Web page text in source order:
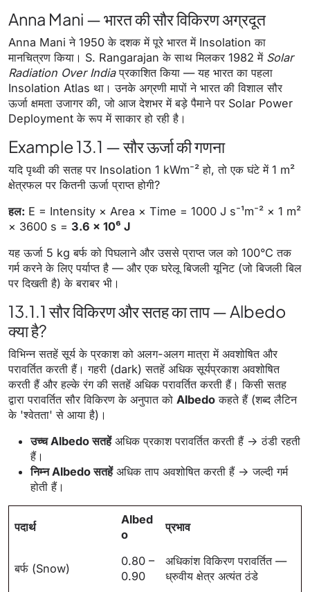
Anna Mani — भारत की सौर विकिरण अग्रदूत
Anna Mani ने 1950 के दशक में पूरे भारत में Insolation का
मानचित्रण किया। S. Rangarajan के साथ मिलकर 1982 में Solar
Radiation Over Indiaप्रकाशित किया — यह भारत का पहला
Insolation Atlas था। उनके अग्रणी मापों ने भारत की विशाल सौर
ऊर्जा क्षमता उजागर की, जो आज देशभर में बड़े पैमाने पर Solar Power
Deployment के रूप में साकार हो रही है।
Example 13.1 — सौर ऊर्जा की गणना
यदि पृथ्वी की सतह पर Insolation 1 kWm⁻² हो, तो एक घंटे में 1 m²
क्षेत्रफल पर कितनी ऊर्जा प्राप्त होगी?
हल: E = Intensity × Area × Time = 1000 J s⁻¹m⁻² × 1 m²
× 3600 s = 3.6 × 10⁶ J
यह ऊर्जा 5 kg बर्फ को पिघलाने और उससे प्राप्त जल को 100°C तक
गर्म करने के लिए पर्याप्त है — और एक घरेलू बिजली यूनिट (जो बिजली बिल
पर दिखती है) के बराबर भी।
13.1.1 सौर विकिरण और सतह का ताप — Albedo
क्या है?
विभिन्न सतहें सूर्य के प्रकाश को अलग-अलग मात्रा में अवशोषित और
परावर्तित करती हैं। गहरी (dark) सतहें अधिक सूर्यप्रकाश अवशोषित
करती हैं और हल्के रंग की सतहें अधिक परावर्तित करती हैं। किसी सतह
द्वारा परावर्तित सौर विकिरण के अनुपात को Albedo कहते हैं (शब्द लैटिन
के 'श्वेतता' से आया है)।
उच्च Albedo सतहेंअधिक प्रकाश परावर्तित करती हैं → ठंडी रहती
हैं।
निम्न Albedo सतहेंअधिक ताप अवशोषित करती हैं → जल्दी गर्म
होती हैं।
पदार्थ
Albed
o
प्रभाव
बर्फ (Snow)
0.80 –
0.90
अधिकांश विकिरण परावर्तित —
ध्रुवीय क्षेत्र अत्यंत ठंडे